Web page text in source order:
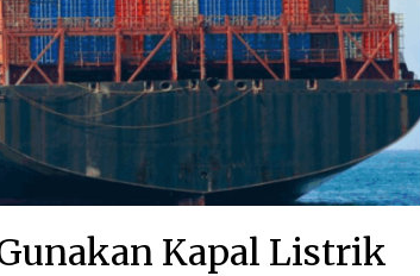
Kapal Listrik